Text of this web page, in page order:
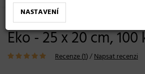
Čistící ubrousky Eko-
Eko - 25 x 20 cm, 100
Recenze (1)/Napsat recenzi
NASTAVENÍ